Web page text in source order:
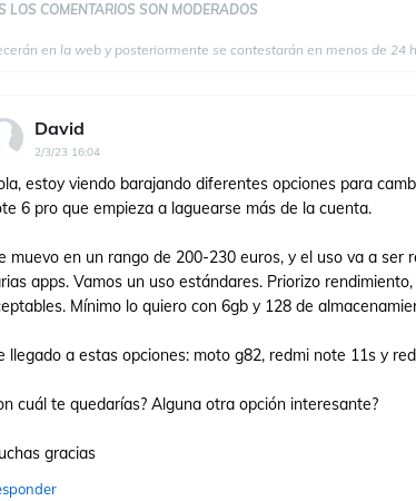
LOS COMENTARIOS SON MODERADOS
en la web y posteriormente se contestarán en menos de 24
David
2/3/23 16:04
estoy viendo barajando diferentes opciones para
6 pro que empieza a laguearse más de la cuenta.
muevo en un rango de 200-230 euros, y el uso va a ser
apps. Vamos un uso estándares. Priorizo
Mínimo lo quiero con 6gb y 128 de
llegado a estas opciones: moto g82, redmi note 11s y
cuál te quedarías? Alguna otra opción interesante?
gracias